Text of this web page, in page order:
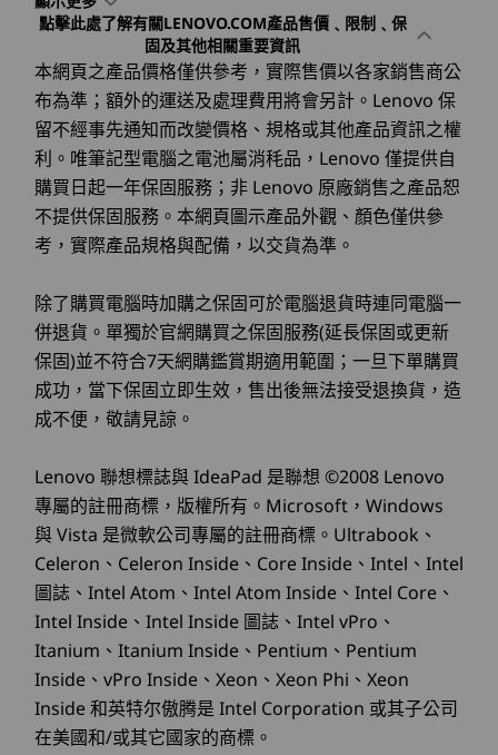
擴充並量身打造您的連線選項
助您實現目標的裝
享受多樣連線選項以及 BTB 輸出連接埠，
讓專業人士透過選擇 HDMI®、乙太網路、
DisplayPort 或視訊圖形陣列自訂設定。此
外，順暢執行多工處理，最多支援 3 臺獨
立顯示器。
通
暢，
值得信賴的安全性
太網路 / HDMI®）
擴充插槽：
2 個 M.2 PCIe Gen 4 SSD
M.2 WiFi
USB 連接埠傳輸速度為近似值，並取決於多種因素，例如主機/周邊裝置處理能力、檔案屬性、
系統配置及作業環境；實際速度有所不同，可能低於預期。
WiFi 7*
WiFi 6
Bluetooth®5.4
* WiFi 7 需要 Windows 11 作業系統，以及獨立的 WiFi 7 路由器和/或其他網路裝置，才能符
規格可能因地區/型號而異。
設計
顯示器
最多支援 3 個獨立螢幕
尺寸 (高 x 寬 x 深)
36.5mm x 179mm x 182.9mm / 1.44" x 7.05" x 7.20"
- BTB 穿孔連接埠 (DisplayPort™ / Video Graphics
Array / 串行 / 乙太網路 / HDMI®)
選購
Explore All Desktops
小工作環境的理想選擇，不論是居家辦公室、共用辦公
室，或是極簡工作站皆很適合。
Lenovo ThinkCentre Neo 55q Gen 6 (AMD) Tiny
電腦是否提供多樣化的連線選項？
是，這款電腦在設計時考慮了多功能性，提供廣泛的連
線選項以滿足各種需求。 這款裝置配備多連接埠，包
括支援電力傳輸的 USB-C®與用於加速資料傳輸與影片
輸出並保持影片品質的 DisplayPort™、支援高解析度
畫面的 HDMI ®，以及確保穩定有線網路連線的乙太網
路。此外，還提供 BTB 輸出連接埠，方便輕鬆擴充連
Lenovo ThinkCentre Neo 55q Gen 6 (AMD) Tiny
電腦提供哪些安全性功能？
是，ThinkCentre Neo 55q Gen 6 配備強健的安全性
功能，可保護資料安全並確保安心無憂。 這包括了
Lenovo ThinkShield 全套軟硬體解決方案，提供端到
資料，同時智慧 USB 防護可預防透過 USB 連接埠未經
授權存取。
是否可同時連接 ThinkCentre Neo 55q Gen 6 (AMD)
Tiny 電腦與多臺顯示器？
是，最多支援 3 臺獨立顯示器，非常適合在專業環境中
提升工作效率與多工處理能力。此功能使其非常適合用
於同時管理多個應用程式或任務的專業環境。
ThinkCentre Neo 55q Gen 6 (AMD) Tiny 電腦是否
專為節能設計？
當然支援。 這款微型電腦配備 ENERGY STAR
點擊此處了解有關LENOVO.COM產品售價﹑限制﹑保
固及其他相關重要資訊
本網頁之產品價格僅供參考，實際售價以各家銷售商公
布為準；額外的運送及處理費用將會另計。Lenovo 保
留不經事先通知而改變價格、規格或其他產品資訊之權
利。唯筆記型電腦之電池屬消秏品，Lenovo 僅提供自
購買日起一年保固服務；非 Lenovo 原廠銷售之產品恕
不提供保固服務。本網頁圖示產品外觀、顏色僅供參
考，實際產品規格與配備，以交貨為準。
除了購買電腦時加購之保固可於電腦退貨時連同電腦一
併退貨。單獨於官網購買之保固服務(延長保固或更新
保固)並不符合7天網購鑑賞期適用範圍；一旦下單購買
成功，當下保固立即生效，售出後無法接受退換貨，造
成不便，敬請見諒。
Lenovo 聯想標誌與 IdeaPad 是聯想 ©2008 Lenovo
專屬的註冊商標，版權所有。Microsoft，Windows
與 Vista 是微軟公司專屬的註冊商標。Ultrabook、
Celeron、Celeron Inside、Core Inside、Intel、Intel
圖誌、Intel Atom、Intel Atom Inside、Intel Core、
Intel Inside、Intel Inside 圖誌、Intel vPro、
Itanium、Itanium Inside、Pentium、Pentium
Inside、vPro Inside、Xeon、Xeon Phi、Xeon
Inside 和英特尔傲腾是 Intel Corporation 或其子公司
在美國和/或其它國家的商標。